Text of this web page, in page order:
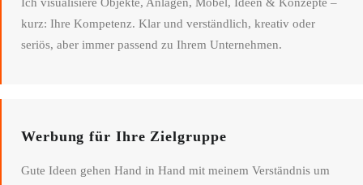
kurz: Ihre Kompetenz. Klar und verständlich, kreativ oder
seriös, aber immer passend zu Ihrem Unternehmen.
Werbung für Ihre Zielgruppe
Gute Ideen gehen Hand in Hand mit meinem Verständnis um